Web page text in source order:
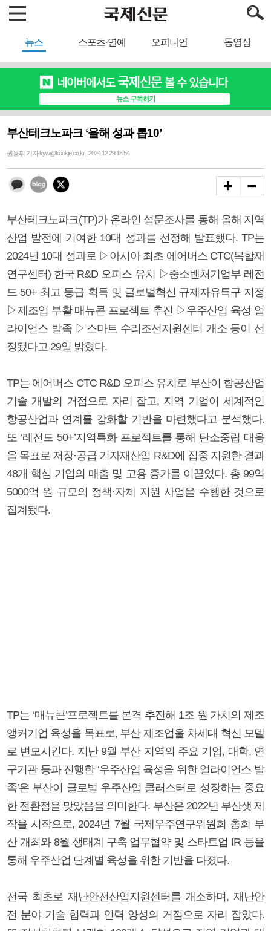
뉴스 스포츠·연예 오피니언 동영상
부산테크노파크 ‘올해 성과 톱10’
권용휘 기자 kyw@kookje.co.kr | 2024.12.29 18:54
부산테크노파크(TP)가 온라인 설문조사를 통해 올해 지역
산업 발전에 기여한 10대 성과를 선정해 발표했다. TP는
2024년 10대 성과로 ▷아시아 최초 에어버스 CTC(복합재
연구센터) 한국 R&D 오피스 유치 ▷중소벤처기업부 레전
드 50+ 최고 등급 획득 및 글로벌혁신 규제자유특구 지정
▷제조업 부활 매뉴콘 프로젝트 추진 ▷우주산업 육성 얼
라이언스 발족 ▷스마트 수리조선지원센터 개소 등이 선
정됐다고 29일 밝혔다.
TP는 에어버스 CTC R&D 오피스 유치로 부산이 항공산업
기술 개발의 거점으로 자리 잡고, 지역 기업이 세계적인
항공산업과 연계를 강화할 기반을 마련했다고 분석했다.
또 ‘레전드 50+’지역특화 프로젝트를 통해 탄소중립 대응
을 목표로 저장·공급 기자재산업 R&D에 집중 지원한 결과
48개 핵심 기업의 매출 및 고용 증가를 이끌었다. 총 99억
5000억 원 규모의 정책·자체 지원 사업을 수행한 것으로
집계됐다.
TP는 ‘매뉴콘’프로젝트를 본격 추진해 1조 원 가치의 제조
앵커기업 육성을 목표로, 부산 제조업을 차세대 혁신 모델
로 변모시킨다. 지난 9월 부산 지역의 주요 기업, 대학, 연
구기관 등과 진행한 ‘우주산업 육성을 위한 얼라이언스 발
족’은 부산이 글로벌 우주산업 클러스터로 성장하는 중요
한 전환점을 맞았음을 의미한다. 부산은 2022년 부산샛 제
작을 시작으로, 2024년 7월 국제우주연구위원회 총회 부
산 개최와 8월 생태계 구축 업무협약 및 스타트업 IR 등을
통해 우주산업 단계별 육성을 위한 기반을 다졌다.
전국 최초로 재난안전산업지원센터를 개소하며, 재난안
전 분야 기술 협력과 인력 양성의 거점으로 자리 잡았다.